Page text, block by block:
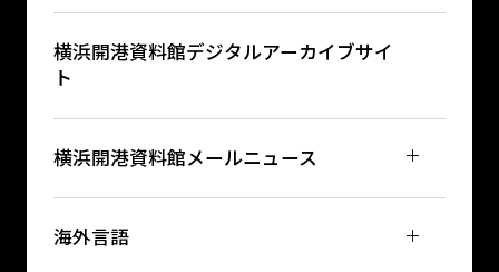
横浜開港資料館デジタルアーカイブサイ
ト
横浜開港資料館メールニュース
海外言語